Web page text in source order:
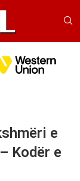
e
Kodër e